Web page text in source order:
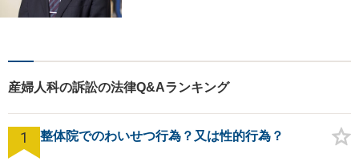
産婦人科の訴訟の法律Q&Aランキング
1 整体院でのわいせつ行為？又は性的行為？